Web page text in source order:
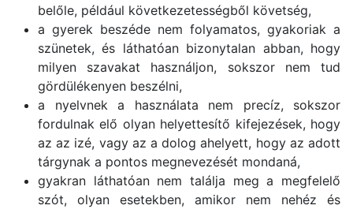
belőle, például következetességből követség,
a gyerek beszéde nem folyamatos, gyakoriak a
szünetek, és láthatóan bizonytalan abban, hogy
milyen szavakat használjon, sokszor nem tud
gördülékenyen beszélni,
a nyelvnek a használata nem precíz, sokszor
fordulnak elő olyan helyettesítő kifejezések, hogy
az az izé, vagy az a dolog ahelyett, hogy az adott
tárgynak a pontos megnevezését mondaná,
gyakran láthatóan nem találja meg a megfelelő
szót, olyan esetekben, amikor nem nehéz és